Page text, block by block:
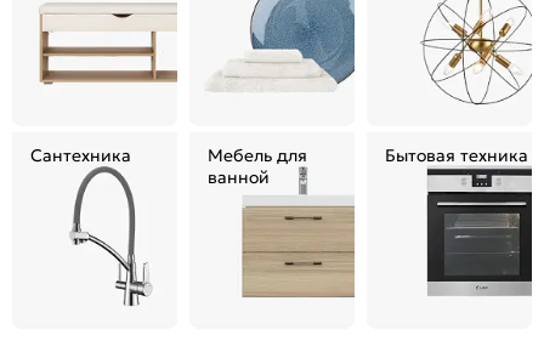
Сантехника
Мебель для
ванной
Бытовая техника